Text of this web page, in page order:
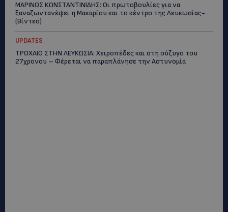
ΜΑΡΙΝΟΣ ΚΩΝΣΤΑΝΤΙΝΙΔΗΣ: Οι πρωτοβουλίες για να
ξαναζωντανέψει η Μακαρίου και το κέντρο της Λευκωσίας-
(Βίντεο)
UPDATES
ΤΡΟΧΑΙΟ ΣΤΗΝ ΛΕΥΚΩΣΙΑ: Χειροπέδες και στη σύζυγο του
27χρονου – Φέρεται να παραπλάνησε την Αστυνομία